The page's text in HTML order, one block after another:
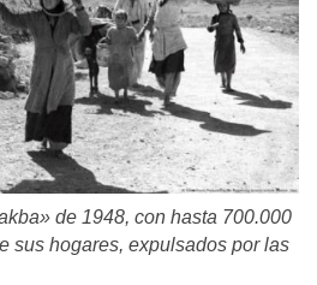
de 1948, con hasta 700.000
sus hogares, expulsados por las